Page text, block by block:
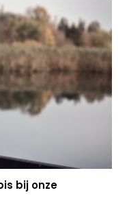
bij onze